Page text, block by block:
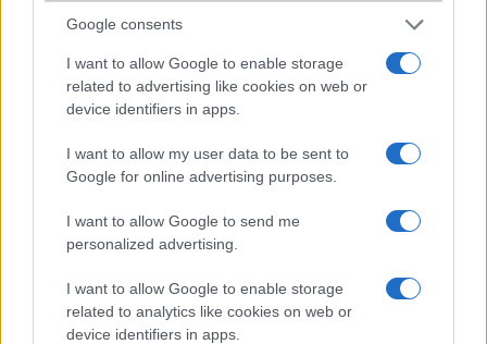
Google consents
I want to allow Google to enable storage
related to advertising like cookies on web or
device identifiers in apps.
I want to allow my user data to be sent to
Google for online advertising purposes.
I want to allow Google to send me
personalized advertising.
I want to allow Google to enable storage
related to analytics like cookies on web or
device identifiers in apps.
2002-11-6 2:55:38 PM
Most vettem 1-et,nekem tetszik.A csengõje pl.8 szólamú, de a
dallamszerkesztõje 1 budi.Ilyet még nem is láttam nagyon
nehézkes.Viszont tényleg könnyû és az aksija is szupi.A menüje
2002-11-6 2:57:10 PM
Ja ami a fenti képen látható kijelzõ az a valósághoz nem is hasonlít!